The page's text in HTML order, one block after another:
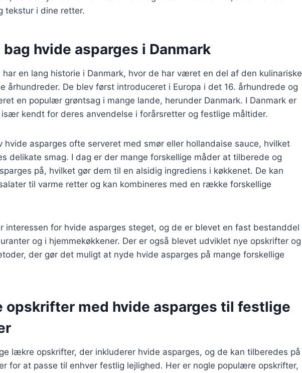
tekstur i dine retter.
hvide asparges i Danmark
har en lang historie i Danmark, hvor de har været en del af den kulinariske
århundreder. De blev først introduceret i Europa i det 16. århundrede og
en populær grøntsag i mange lande, herunder Danmark. I Danmark er
kendt for deres anvendelse i forårsretter og festlige måltider.
hvide asparges ofte serveret med smør eller hollandaise sauce, hvilket
delikate smag. I dag er der mange forskellige måder at tilberede og
på, hvilket gør dem til en alsidig ingrediens i køkkenet. De kan
til varme retter og kan kombineres med en række forskellige
interessen for hvide asparges steget, og de er blevet en fast bestanddel
og i hjemmekøkkener. Der er også blevet udviklet nye opskrifter og
der gør det muligt at nyde hvide asparges på mange forskellige
opskrifter med hvide asparges til festlige
lækre opskrifter, der inkluderer hvide asparges, og de kan tilberedes på
for at passe til enhver festlig lejlighed. Her er nogle populære opskrifter,